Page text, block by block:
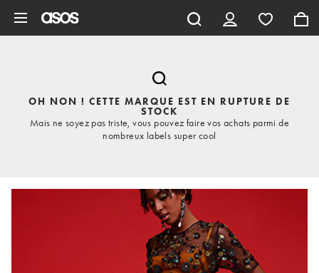
OH NON ! CETTE MARQUE EST EN RUPTURE DE
STOCK
Mais ne soyez pas triste, vous pouvez faire vos achats parmi de
nombreux labels super cool